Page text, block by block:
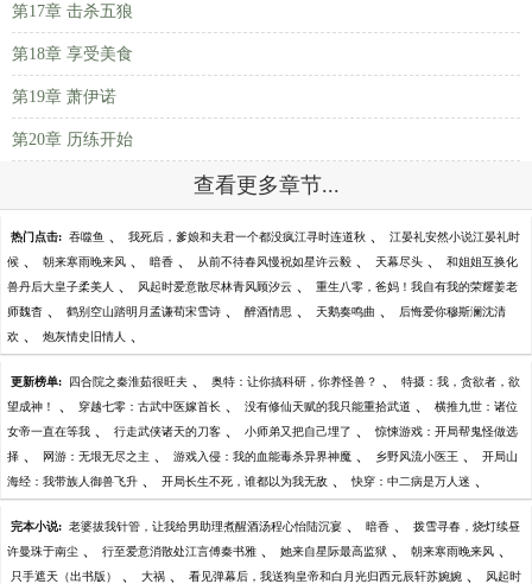
第17章 击杀五狼
第18章 享受美食
第19章 萧伊诺
第20章 历练开始
查看更多章节...
热门点击: 吞噬鱼 、 我死后，爹娘和夫君一个都没疯江寻时连道秋 、 江晏礼安然小说江晏礼时
候 、 朝来寒雨晚来风 、 暗香 、 从前不待春风慢祝如星许云毅 、 天幕尽头 、 和姐姐互换化
兽丹后大皇子柔美人 、 风起时爱意散尽林青风顾汐云 、 重生八零，爸妈！我自有我的荣耀姜老
师魏杳 、 鹤别空山踏明月孟谦荀宋雪诗 、 醉酒情思 、 天鹅奏鸣曲 、 后悔爱你穆斯澜沈清
欢 、 炮灰情史旧情人 、
更新榜单: 四合院之秦淮茹很旺夫 、 奥特：让你搞科研，你养怪兽？ 、 特摄：我，贪欲者，欲
望成神！ 、 穿越七零：古武中医嫁首长 、 没有修仙天赋的我只能重拾武道 、 横推九世：诸位
女帝一直在等我 、 行走武侠诸天的刀客 、 小师弟又把自己埋了 、 惊悚游戏：开局帮鬼怪做选
择 、 网游：无垠无尽之主 、 游戏入侵：我的血能毒杀异界神魔 、 乡野风流小医王 、 开局山
海经：我带族人御兽飞升 、 开局长生不死，谁都以为我无敌 、 快穿：中二病是万人迷 、
完本小说: 老婆拔我针管，让我给男助理煮醒酒汤程心怡陆沉宴 、 暗香 、 拨雪寻春，烧灯续昼
许曼珠于南尘 、 行至爱意消散处江言傅秦书雅 、 她来自星际最高监狱 、 朝来寒雨晚来风 、
只手遮天（出书版） 、 大祸 、 看见弹幕后，我送狗皇帝和白月光归西元辰轩苏婉婉 、 风起时